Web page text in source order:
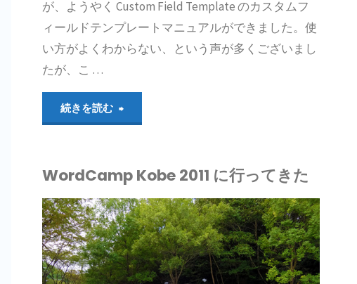
が、ようやく Custom Field Template のカスタムフ
ィールドテンプレートマニュアルができました。使
い方がよくわからない、という声が多くございまし
たが、こ …
続きを読む "カ
タ
ム
フ
ィ
WordCamp Kobe 2011 に行ってきた
GO GO
のニュ